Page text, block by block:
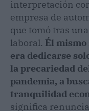
interpretación
empresa de
que tomó tras
laboral. Él
era dedicarse
la precariedad
pandemia, a
tranquilidad
significa